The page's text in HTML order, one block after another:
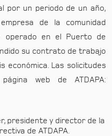
por un periodo de un año,
de la comunidad
operado en el Puerto de
su contrato de trabajo
económica. Las solicitudes
web de ATDAPA: